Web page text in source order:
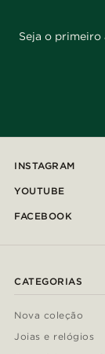
Seja o primeiro
INSTAGRAM
YOUTUBE
FACEBOOK
CATEGORIAS
Nova coleção
Joias e relógios